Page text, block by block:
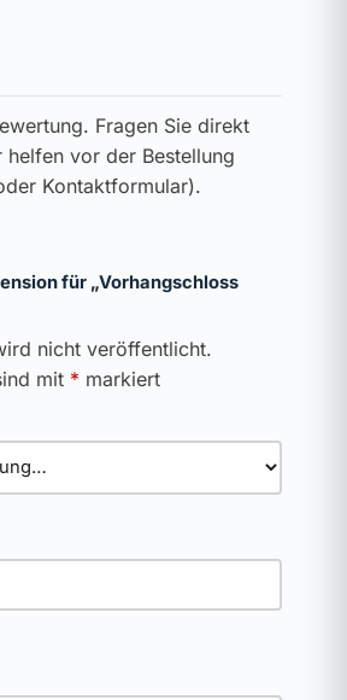
Fragen Sie direkt
vor der Bestellung
Kontaktformular).
für „Vorhangschloss
nicht veröffentlicht.
mit * markiert